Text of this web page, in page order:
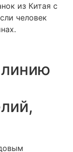
из Китая с
человек